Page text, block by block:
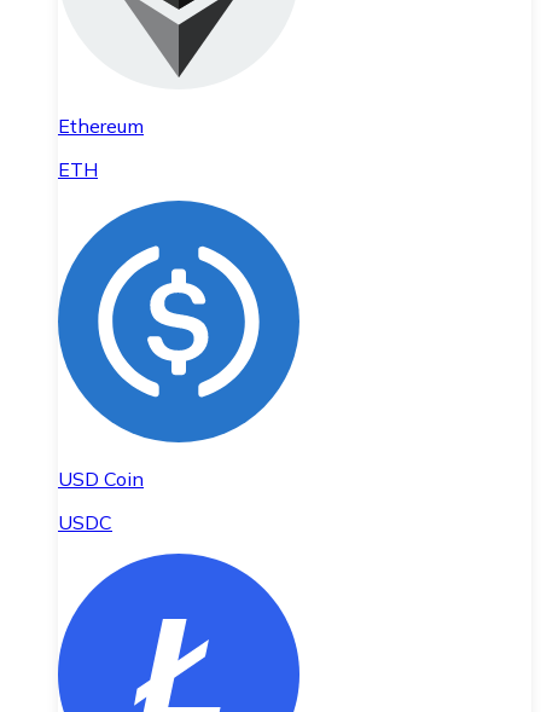
Ethereum
ETH
USD Coin
USDC